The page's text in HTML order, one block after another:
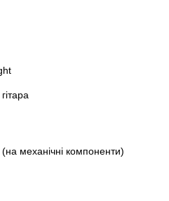
(на механічні компоненти)